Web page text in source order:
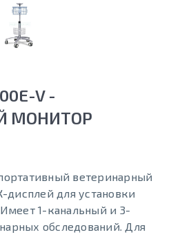
V -
МОНИТОР
ветеринарный
для установки
1-канальный и 3-
обследований. Для